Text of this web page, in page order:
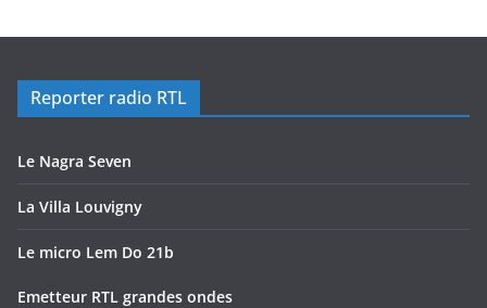
Reporter radio RTL
Le Nagra Seven
La Villa Louvigny
Le micro Lem Do 21b
Emetteur RTL grandes ondes